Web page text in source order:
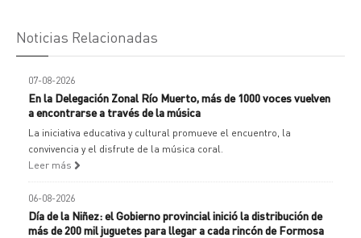
Noticias Relacionadas
07-08-2026
En la Delegación Zonal Río Muerto, más de 1000 voces vuelven
a encontrarse a través de la música
La iniciativa educativa y cultural promueve el encuentro, la
convivencia y el disfrute de la música coral.
Leer más
06-08-2026
Día de la Niñez: el Gobierno provincial inició la distribución de
más de 200 mil juguetes para llegar a cada rincón de Formosa